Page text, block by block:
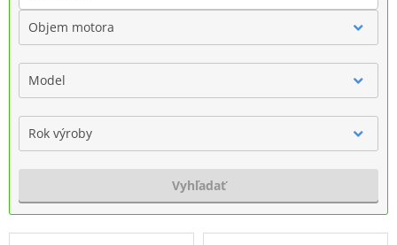
Objem motora
Model
Rok výroby
Vyhľadať